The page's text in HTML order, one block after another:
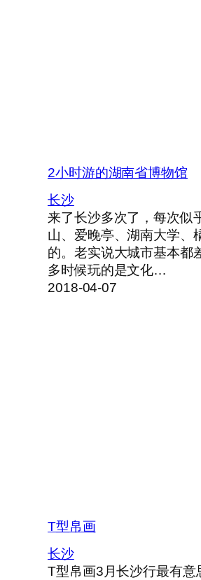
2小时游的湖南省博物馆
长沙
来了长沙多次了，每次似
山、爱晚亭、湖南大学、
的。老实说大城市基本都
多时候玩的是文化…
2018-04-07
T型帛画
长沙
T型帛画3月长沙行最有意